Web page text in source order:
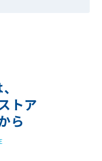
トア
ら